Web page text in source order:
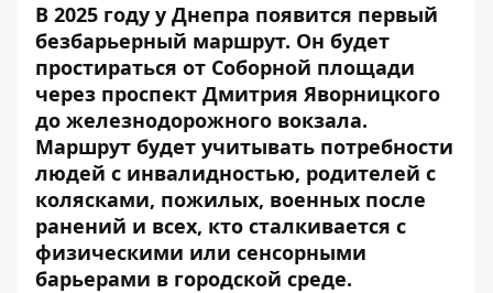
В 2025 году у Днепра появится первый
безбарьерный маршрут. Он будет
простираться от Соборной площади
через проспект Дмитрия Яворницкого
до железнодорожного вокзала.
Маршрут будет учитывать потребности
людей с инвалидностью, родителей с
колясками, пожилых, военных после
ранений и всех, кто сталкивается с
физическими или сенсорными
барьерами в городской среде.